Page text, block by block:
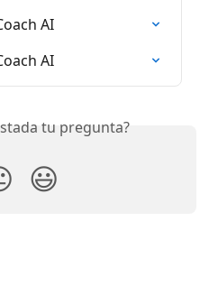
AI
AI
tu pregunta?
😃